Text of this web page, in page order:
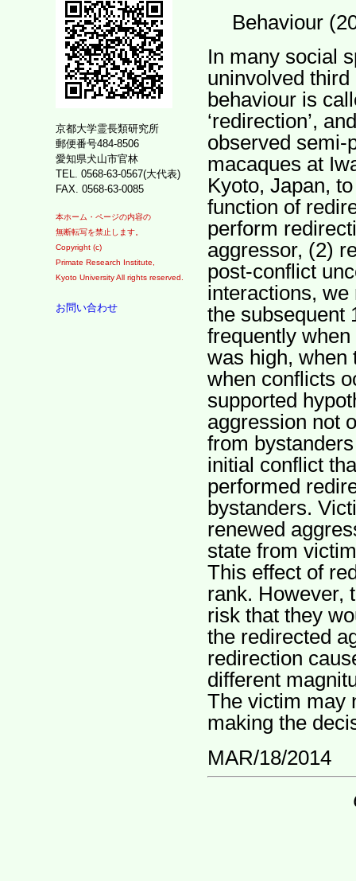
京都大学霊長類研究所
郵便番号484-8506
愛知県犬山市官林
TEL. 0568-63-0567(大代表)
FAX. 0568-63-0085
本ホーム・ページの内容の
無断転写を禁止します。
Copyright (c)
Primate Research Institute,
Kyoto University All rights reserved.
お問い合わせ
Behaviour
In many social
uninvolved
behaviour is
‘redirection’,
observed semi-
macaques at
Kyoto, Japan,
function of
perform
aggressor, (2)
post-conflict
interactions,
the subsequent
frequently
was high, when
when conflicts
supported
aggression not
from
initial conflict
performed
bystanders.
renewed
state from
This effect of
rank. However,
risk that they
the redirected
redirection
different
The victim may
making the
MAR/18/2014